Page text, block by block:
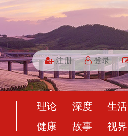
注册 登录
理论 深度
生活
健康
故事 视界